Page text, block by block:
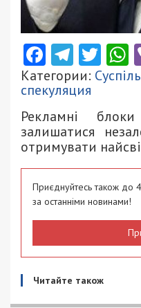
Facebook
Категории:
спекуляция
Рекламні
залишатися
отримувати
Приєднуйтесь також до
за останніми новинами!
Читайте також